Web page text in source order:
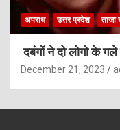
अपराध उत्तर प्रदेश ताजा
दबंगों ने दो लोगो के
December 21, 2023